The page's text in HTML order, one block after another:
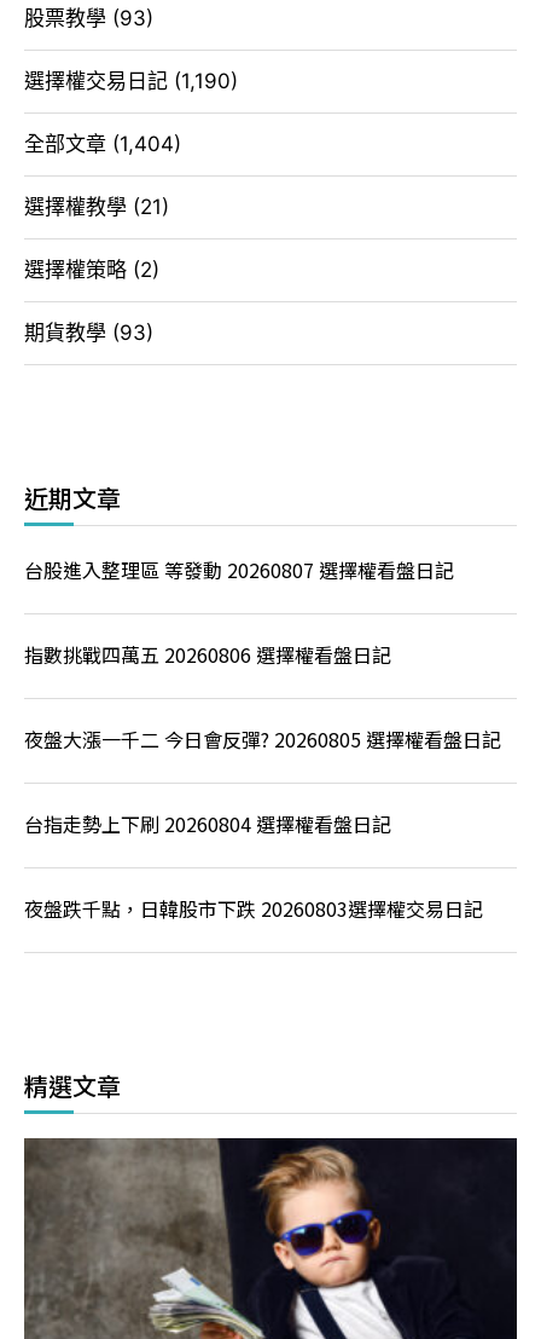
股票教學 (93)
選擇權交易日記 (1,190)
全部文章 (1,404)
選擇權教學 (21)
選擇權策略 (2)
期貨教學 (93)
近期文章
台股進入整理區 等發動 20260807 選擇權看盤日記
指數挑戰四萬五 20260806 選擇權看盤日記
夜盤大漲一千二 今日會反彈? 20260805 選擇權看盤日記
台指走勢上下刷 20260804 選擇權看盤日記
夜盤跌千點，日韓股市下跌 20260803選擇權交易日記
精選文章